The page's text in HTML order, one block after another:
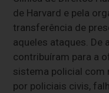
de Harvard e pela
transferência de
aqueles ataques. De
contribuíram para a
sistema policial com
por policiais civis,